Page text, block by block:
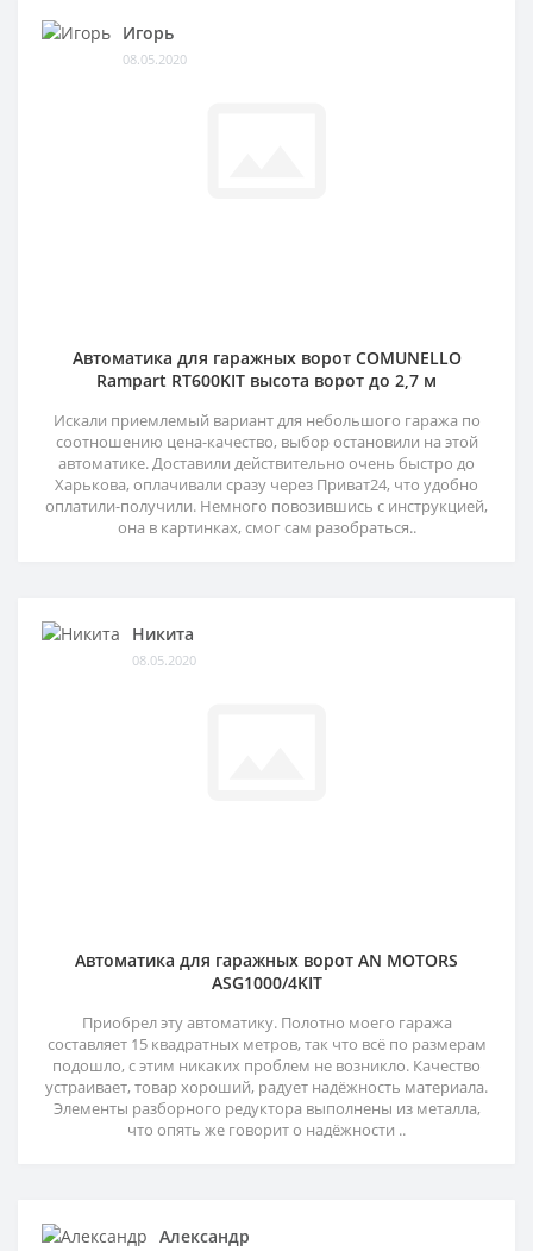
Игорь
08.05.2020
Автоматика для гаражных ворот COMUNELLO
Rampart RT600KIT высота ворот до 2,7 м
Искали приемлемый вариант для небольшого гаража по
соотношению цена-качество, выбор остановили на этой
автоматике. Доставили действительно очень быстро до
Харькова, оплачивали сразу через Приват24, что удобно
оплатили-получили. Немного повозившись с инструкцией,
она в картинках, смог сам разобраться..
Никита
08.05.2020
Автоматика для гаражных ворот AN MOTORS
ASG1000/4KIT
Приобрел эту автоматику. Полотно моего гаража
составляет 15 квадратных метров, так что всё по размерам
подошло, с этим никаких проблем не возникло. Качество
устраивает, товар хороший, радует надёжность материала.
Элементы разборного редуктора выполнены из металла,
что опять же говорит о надёжности ..
Александр